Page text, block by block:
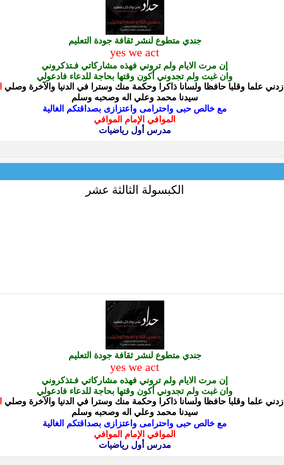
جندي متطوع لنشر ثقافة جودة التعليم
yes we act
إن مرت الايام ولم تروني فهذه مشاركاتي فـتذكروني
وان غبت ولم تجدوني أكون وقتها بحاجة للدعاء فادعولي
زدني علما وقلبا حافظا ولسانا ذاكرا وحكمة منك وسترا في الدنيا والآخرة وصلي
سيدنا محمد وعلي اله وصحبه وسلم
مع خالص حبى واحترامى واعتزازى بصداقتكم الغالية
الموافي الإمام الموافي
مدرس أول رياضيات
الكبسولة الثالثة عشر
جندي متطوع لنشر ثقافة جودة التعليم
yes we act
إن مرت الايام ولم تروني فهذه مشاركاتي فـتذكروني
وان غبت ولم تجدوني أكون وقتها بحاجة للدعاء فادعولي
زدني علما وقلبا حافظا ولسانا ذاكرا وحكمة منك وسترا في الدنيا والآخرة وصلي
سيدنا محمد وعلي اله وصحبه وسلم
مع خالص حبى واحترامى واعتزازى بصداقتكم الغالية
الموافي الإمام الموافي
مدرس أول رياضيات